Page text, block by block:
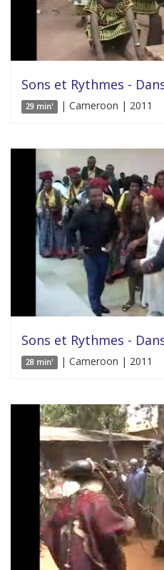
Sons et Rythmes -
29 min' | Cameroon | 2011
Sons et Rythmes -
28 min' | Cameroon | 2011